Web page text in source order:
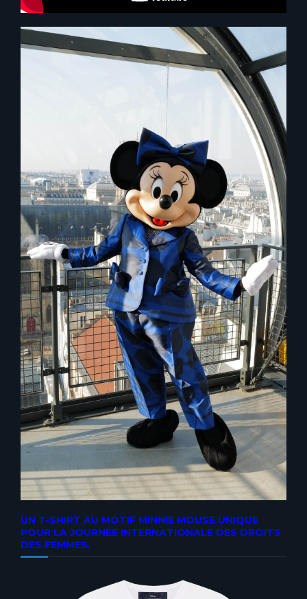
UN T-SHIRT AU MOTIF MINNIE MOUSE UNIQUE
POUR LA JOURNÉE INTERNATIONALE DES DROITS
DES FEMMES.